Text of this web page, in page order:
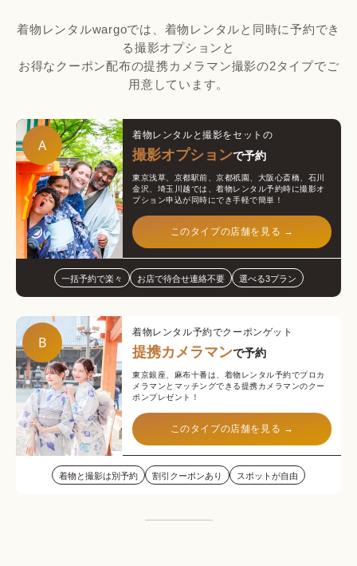
着物レンタルwargoでは、着物レンタルと同時に予約でき
る撮影オプションと
お得なクーポン配布の提携カメラマン撮影の2タイプでご
用意しています。
A
着物レンタルと撮影をセットの
撮影オプションで予約
東京浅草、京都駅前、京都祇園、大阪心斎橋、石川
金沢、埼玉川越では、着物レンタル予約時に撮影オ
プション申込が同時にでき手軽で簡単！
このタイプの店舗を見る →
一括予約で楽々 お店で待合せ連絡不要 選べる3プラン
B
着物レンタル予約でクーポンゲット
提携カメラマンで予約
東京銀座、麻布十番は、着物レンタル予約でプロカ
メラマンとマッチングできる提携カメラマンのクー
ポンプレゼント！
このタイプの店舗を見る →
着物と撮影は別予約 割引クーポンあり スポットが自由